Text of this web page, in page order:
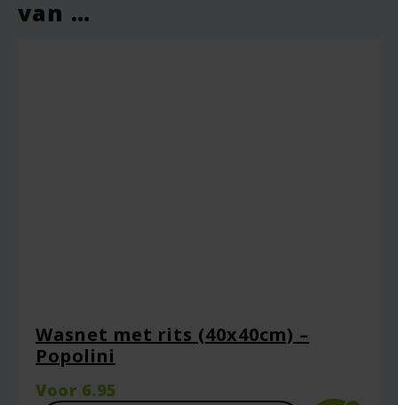
Je beoordeling
E-mail*
van …
Wasnet met rits (40x40cm) –
Popolini
Voor 6.95